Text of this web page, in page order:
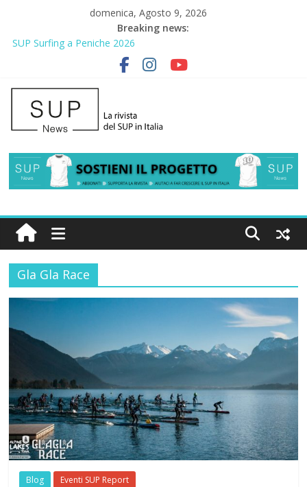
domenica, Agosto 9, 2026
Breaking news:
SUP Surfing a Peniche 2026
AirSUP a Gallico: prima storica gara per Reggio Calabria
Gallico Paddle Fest 2026: sul lungomare di Gallico torna la festa
del SUP
Porto Selvaggio, a lezione di soccorso con la giornata della
prevenzione
2° Urban Sup Trophy: la regata solidale per lo IOR
Gla Gla Race
Blog Eventi SUP Report